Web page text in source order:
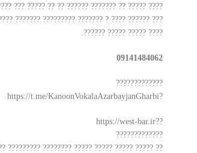
???» ???? ??? ? ????? ????? ??????? ????? ??
? ????? ???? ???? ???? ?? ????? ???? ??? ??
???? ????? ????? ??????.
09141484062
?????????????
?https://t.me/KanoonVokalaAzarbayjanGharbi
??https://west-bar.ir
?????????????
????? ????? ????? ???????? ????????? ????